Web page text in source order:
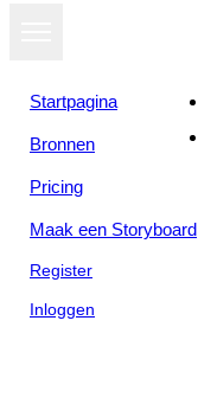
Startpagina
Bronnen
Pricing
Maak een Storyboard
Register
Inloggen